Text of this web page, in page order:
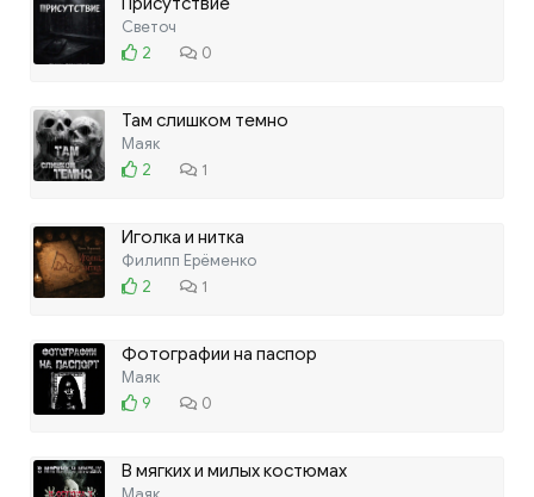
Светоч
2
0
Там слишком темно
Маяк
2
1
Иголка и нитка
Филипп Ерёменко
2
1
Фотографии на паспор
Маяк
9
0
В мягких и милых костюмах